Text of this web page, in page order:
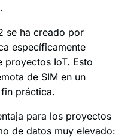
se ha creado por
específicamente
proyectos IoT. Esto
de SIM en un
práctica.
para los proyectos
de datos muy elevado: